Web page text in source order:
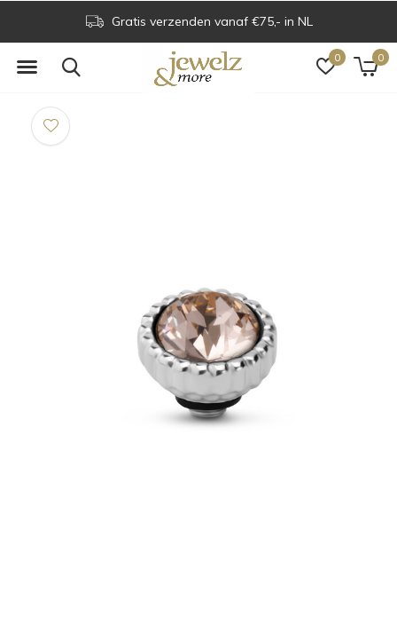
0 0
Gratis verzenden vanaf €75,- in NL